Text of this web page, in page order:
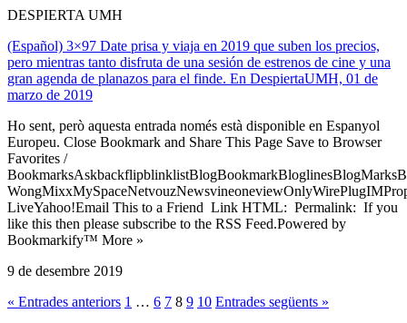
DESPIERTA UMH
(Español) 3×97 Date prisa y viaja en 2019 que suben los precios,
pero mientras tanto disfruta de una sesión de estrenos de cine y una
gran agenda de planazos para el finde. En DespiertaUMH, 01 de
marzo de 2019
Ho sent, però aquesta entrada només està disponible en Espanyol
Europeu. Close Bookmark and Share This Page Save to Browser
Favorites /
LiveYahoo!Email This to a Friend Link HTML: Permalink: If you
like this then please subscribe to the RSS Feed.Powered by
Bookmarkify™ More »
9 de desembre 2019
« Entrades anteriors 1 … 6 7 8 9 10 Entrades següents »